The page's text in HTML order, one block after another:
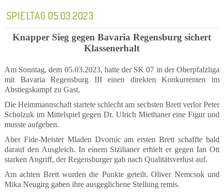
SPIELTAG 05.03.2023
Knapper Sieg gegen Bavaria Regensburg sichert
Klassenerhalt
Am Sonntag, dem 05.03.2023, hatte der SK 07 in der Oberpfalzliga
mit Bavaria Regensburg III einen direkten Konkurrenten im
Abstiegskampf zu Gast.
Die Heimmannschaft startete schlecht am sechsten Brett verlor Peter
Scholzuk im Mittelspiel gegen Dr. Ulrich Miethaner eine Figur und
musste aufgeben.
Aber Fide-Meister Mladen Dvornic am ersten Brett schaffte bald
darauf den Ausgleich. In einem Sizilianer erhielt er gegen Ian Ott
starken Angriff, der Regensburger gab nach Qualitätsverlust auf.
Am achten Brett wurden die Punkte geteilt. Oliver Nemcsok und
Mika Neugirg gaben ihre ausgeglichene Stellung remis.